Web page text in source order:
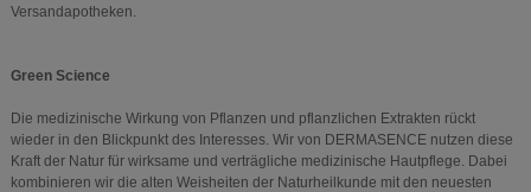
Versandapotheken.
Green Science
Die medizinische Wirkung von Pflanzen und pflanzlichen Extrakten rückt
wieder in den Blickpunkt des Interesses. Wir von DERMASENCE nutzen diese
Kraft der Natur für wirksame und verträgliche medizinische Hautpflege. Dabei
kombinieren wir die alten Weisheiten der Naturheilkunde mit den neuesten